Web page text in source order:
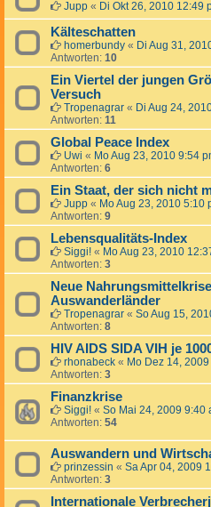
Jupp « Di Okt 26, 2010 12:49
Kälteschatten
homerbundy « Di Aug 31,
Antworten: 10
Ein Viertel der jungen
Versuch
Tropenagrar « Di Aug 24,
Antworten: 11
Global Peace Index
Uwi « Mo Aug 23, 2010 9:54
Antworten: 6
Ein Staat, der sich nicht
Jupp « Mo Aug 23, 2010 5:10
Antworten: 9
Lebensqualitäts-Index
Siggi! « Mo Aug 23, 2010
Antworten: 3
Neue
Auswanderländer
Tropenagrar « So Aug 15,
Antworten: 8
HIV AIDS SIDA VIH je
rhonabeck « Mo Dez 14,
Antworten: 3
Finanzkrise
Siggi! « So Mai 24, 2009 9:40
Antworten: 54
Auswandern und
prinzessin « Sa Apr 04, 2009
Antworten: 3
Internationale